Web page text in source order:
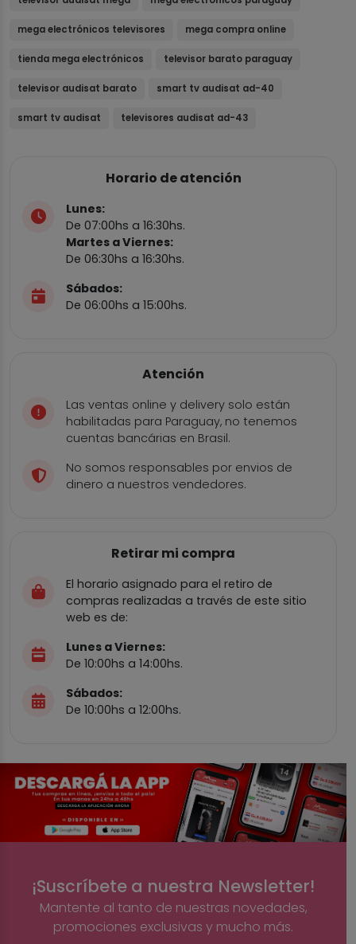
mega electrónicos televisores mega compra online
tienda mega electrónicos televisor barato paraguay
televisor audisat barato smart tv audisat ad-40
smart tv audisat televisores audisat ad-43
Horario de atención
Lunes:
De 07:00hs a 16:30hs.
Martes a Viernes:
De 06:30hs a 16:30hs.
Sábados:
De 06:00hs a 15:00hs.
Atención
Las ventas online y delivery solo están
habilitadas para Paraguay, no tenemos
cuentas bancárias en Brasil.
No somos responsables por envios de
dinero a nuestros vendedores.
Retirar mi compra
El horario asignado para el retiro de
compras realizadas a través de este sitio
web es de:
Lunes a Viernes:
De 10:00hs a 14:00hs.
Sábados:
De 10:00hs a 12:00hs.
¡Suscríbete a nuestra Newsletter!
Mantente al tanto de nuestras novedades,
promociones exclusivas y mucho más.